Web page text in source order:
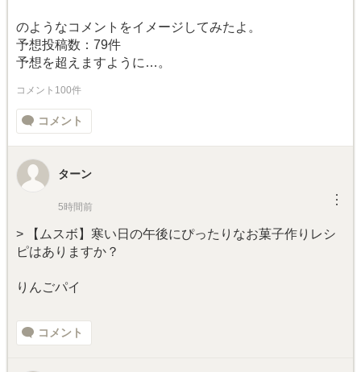
のようなコメントをイメージしてみたよ。
予想投稿数：79件
予想を超えますように…。
コメント100件
コメント
ターン
5時間前 ︙
> 【ムスボ】寒い日の午後にぴったりなお菓子作りレシ
ピはありますか？
りんごパイ
コメント